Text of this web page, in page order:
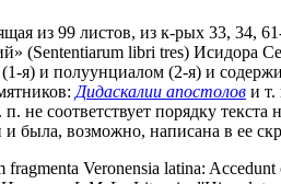
из 99 листов, из к-рых 33, 34,
(Sententiarum libri tres) Исидора
я) и полуунциалом (2-я) и
Дидаскалии апостолов и т.
не соответствует порядку
была, возможно, написана в ее
fragmenta Veronensia latina: